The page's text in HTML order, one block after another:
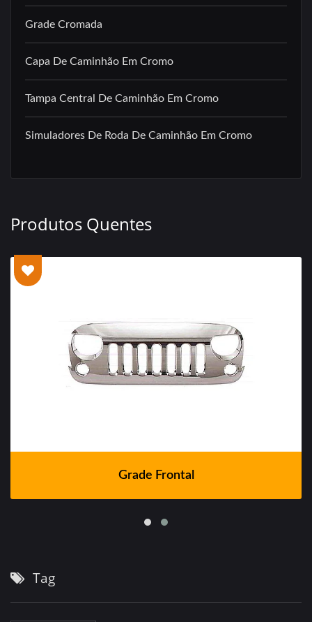
Grade Cromada
Capa De Caminhão Em Cromo
Tampa Central De Caminhão Em Cromo
Simuladores De Roda De Caminhão Em Cromo
Produtos Quentes
Grade Frontal
Tag